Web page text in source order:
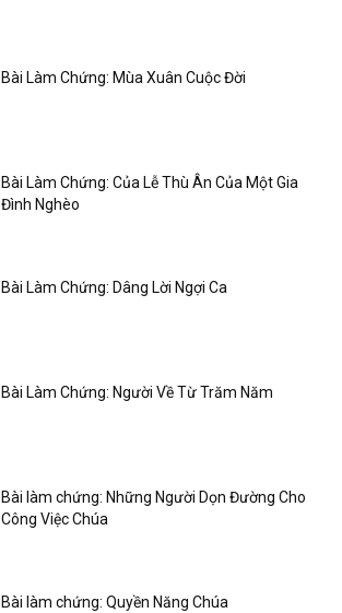
Bài Làm Chứng: Mùa Xuân Cuộc Đời
Bài Làm Chứng: Của Lễ Thù Ân Của Một Gia
Đình Nghèo
Bài Làm Chứng: Dâng Lời Ngợi Ca
Bài Làm Chứng: Người Về Từ Trăm Năm
Bài làm chứng: Những Người Dọn Đường Cho
Công Việc Chúa
Bài làm chứng: Quyền Năng Chúa